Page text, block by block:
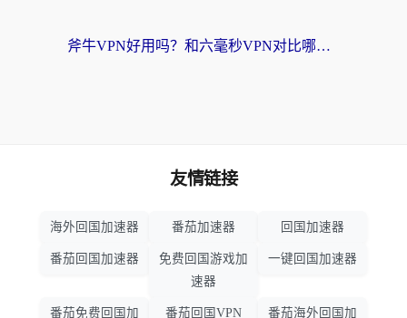
斧牛VPN好用吗？和六毫秒VPN对比哪个回国效果更好？海外党亲测实用指南
友情链接
海外回国加速器 番茄加速器 回国加速器
番茄回国加速器
免费回国游戏加
速器
一键回国加速器
番茄免费回国加 番茄回国VPN 番茄海外回国加